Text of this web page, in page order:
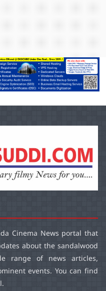
Cinema News portal that
about the sandalwood
range of news articles,
events. You can find